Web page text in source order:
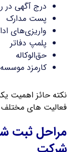
درج آگهی در
پست مدارک
واریزی‌های
پلمپ دفاتر
حق‌الوکاله
کارمزد
نکته حائز اهمیت
فعالیت های
مراحل ثبت